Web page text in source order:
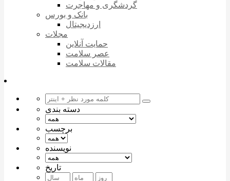
گردشگری و مهاجرت
بانک و بورس
ارزدیجیتال
مجلات
حمایت آنلاین
عصر سلامت
مقالات سلامت
دسته بندی
برچسب
نویسنده
تاریخ